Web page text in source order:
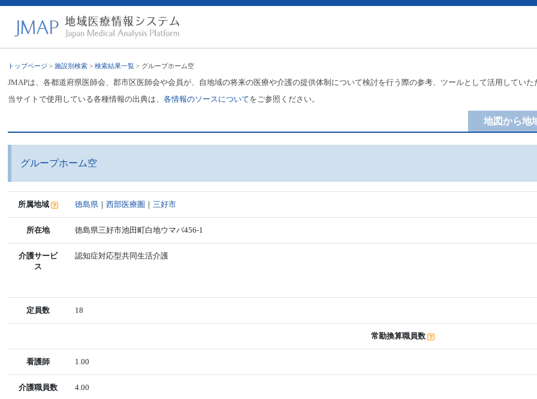
トップページ >施設別検索 >検索結果一覧 > グループホーム空
JMAPは、各都道府県医師会、郡市区医師会や会員が、自地域の将来の医療や介護の提供体制について検討を行う際の参考、ツールとして活用してい
当サイトで使用している各種情報の出典は、各情報のソースについてをご参照ください。
地図から地
グループホーム空
所属地域 徳島県 ｜西部医療圏 ｜三好市
所在地 徳島県三好市池田町白地ウマバ456-1
介護サービ
ス
認知症対応型共同生活介護
定員数 18
常勤換算職員数
看護師 1.00
介護職員数 4.00